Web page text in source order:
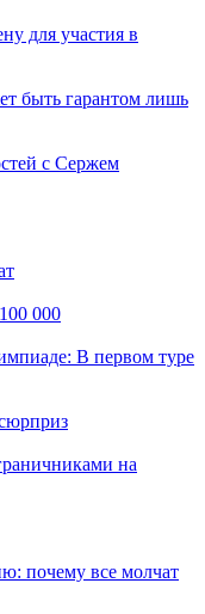
для участия в
быть гарантом лишь
с Сержем
000
В первом туре
на
почему все молчат